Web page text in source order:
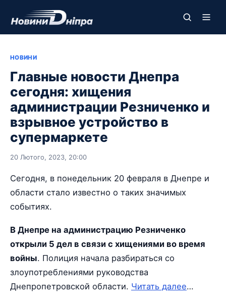
НОВИНИ
Главные новости Днепра
сегодня: хищения
администрации Резниченко и
взрывное устройство в
супермаркете
20 Лютого, 2023, 20:00
Сегодня, в понедельник 20 февраля в Днепре и
области стало известно о таких значимых
событиях.
В Днепре на администрацию Резниченко
открыли 5 дел в связи с хищениями во время
войны. Полиция начала разбираться со
злоупотреблениями руководства
Днепропетровской области. Читать далее…